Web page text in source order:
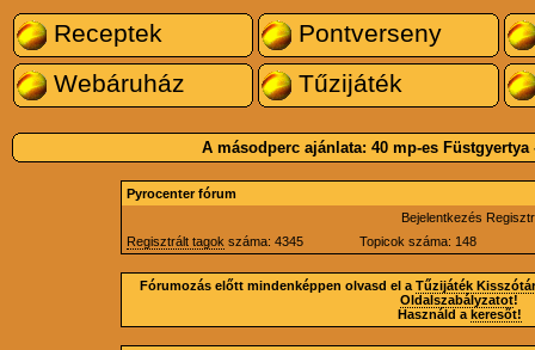
Receptek
Pontverseny
Webáruház
Tűzijáték
A másodperc ajánlata: 40 mp-es
Pyrocenter fórum
Bejelentkezés
Regisztrált tagok száma: 4345 Topicok száma: 148
Fórumozás előtt mindenképpen olvasd el a Tűzijáték
Oldalszabályzatot!
Használd a keresőt!